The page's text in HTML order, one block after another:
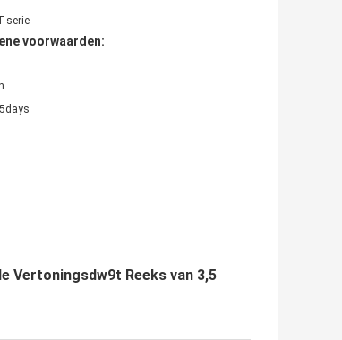
serie
voorwaarden:
Vertoningsdw9t Reeks van 3,5